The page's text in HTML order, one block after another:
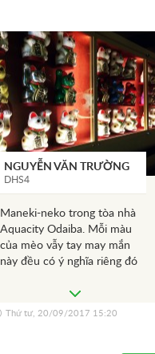
NGUYỄN VĂN TRƯỜNG
DHS4
Maneki-neko trong tòa nhà
Aquacity Odaiba. Mỗi màu
của mèo vẫy tay may mắn
này đều có ý nghĩa riêng đó
Aquacity này có thể ngắm
cầu Cầu Vòng trên vịnh
Thứ tư, 20/09/2017 15:20